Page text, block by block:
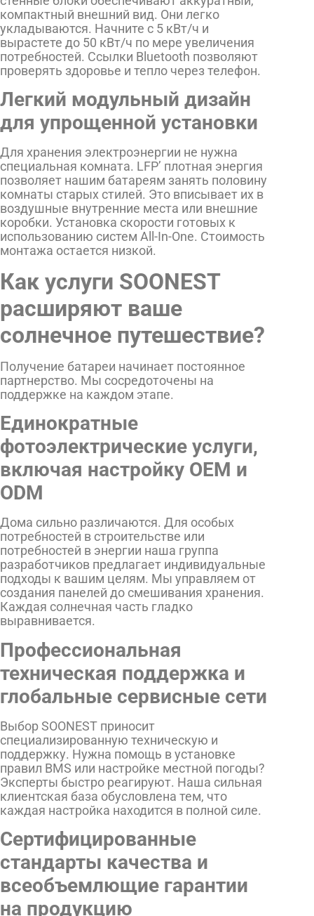
компактный внешний вид. Они легко
укладываются. Начните с 5 кВт/ч и
вырастете до 50 кВт/ч по мере увеличения
потребностей. Ссылки Bluetooth позволяют
проверять здоровье и тепло через телефон.
Легкий модульный дизайн
для упрощенной установки
Для хранения электроэнергии не нужна
специальная комната. LFP’ плотная энергия
позволяет нашим батареям занять половину
комнаты старых стилей. Это вписывает их в
воздушные внутренние места или внешние
коробки. Установка скорости готовых к
использованию систем All-In-One. Стоимость
монтажа остается низкой.
Как услуги SOONEST
расширяют ваше
солнечное путешествие?
Получение батареи начинает постоянное
партнерство. Мы сосредоточены на
поддержке на каждом этапе.
Единократные
фотоэлектрические услуги,
включая настройку OEM и
ODM
Дома сильно различаются. Для особых
потребностей в строительстве или
потребностей в энергии наша группа
разработчиков предлагает индивидуальные
подходы к вашим целям. Мы управляем от
создания панелей до смешивания хранения.
Каждая солнечная часть гладко
выравнивается.
Профессиональная
техническая поддержка и
глобальные сервисные сети
Выбор SOONEST приносит
специализированную техническую и
поддержку. Нужна помощь в установке
правил BMS или настройке местной погоды?
Эксперты быстро реагируют. Наша сильная
клиентская база обусловлена тем, что
каждая настройка находится в полной силе.
Сертифицированные
стандарты качества и
всеобъемлющие гарантии
на продукцию